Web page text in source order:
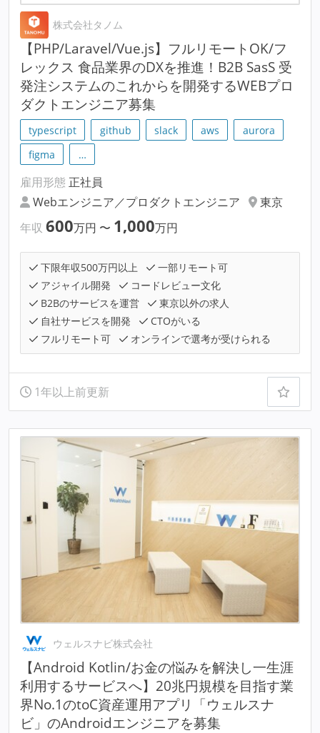
株式会社タノム
【PHP/Laravel/Vue.js】フルリモートOK/フ
レックス 食品業界のDXを推進！B2B SasS 受
発注システムのこれからを開発するWEBプロ
ダクトエンジニア募集
typescript github slack aws
aurora
figma
…
雇用形態 正社員
Webエンジニア／プロダクトエンジニア
東京
年収 600万円 〜 1,000万円
下限年収500万円以上
一部リモート可
アジャイル開発
コードレビュー文化
B2Bのサービスを運営
東京以外の求人
自社サービスを開発
CTOがいる
フルリモート可
オンラインで選考が受けられる
1年以上前更新
ウェルスナビ株式会社
【Android Kotlin/お金の悩みを解決し一生涯
利用するサービスへ】20兆円規模を目指す業
界No.1のtoC資産運用アプリ「ウェルスナ
ビ」のAndroidエンジニアを募集